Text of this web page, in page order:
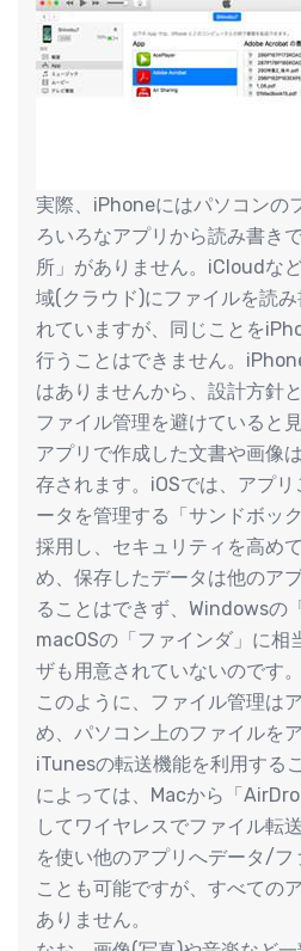
実際、iPhoneにはパソコンの
ろいろなアプリから読み書き
所」がありません。iCloudな
域(クラウド)にファイルを読
れていますが、同じことを
行うことはできません。
はありませんから、設計方針
ファイル管理を避けていると
アプリで作成した文書や画像
存されます。iOSでは、アプ
ータを管理する「サンドボッ
採用し、セキュリティを高め
め、保存したデータは他のア
ることはできず、Windowsの
macOSの「ファインダ」に相
ザも用意されていないのです。
このように、ファイル管理は
め、パソコン上のファイルを
iTunesの転送機能を利用する
によっては、Macから「
してワイヤレスでファイル転
を使い他のアプリへデータ/フ
ことも可能ですが、すべての
ありません。